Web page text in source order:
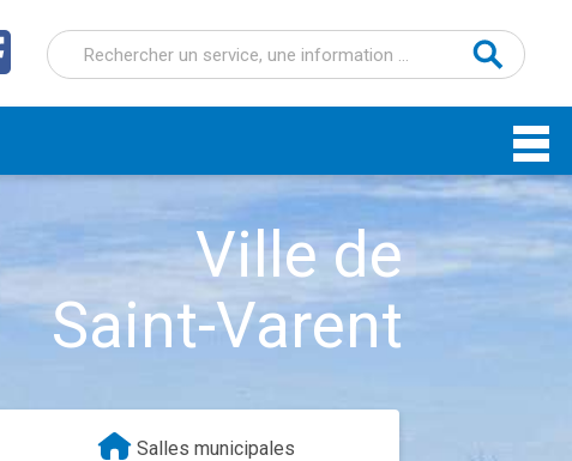
Recherche
pour :
Ville de
Saint-Varent
Salles municipales